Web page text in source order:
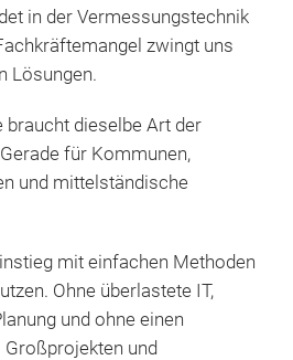
in der Vermessungstechnik
zwingt uns
Lösungen.
braucht dieselbe Art der
für Kommunen,
und mittelständische
mit einfachen Methoden
Ohne überlastete IT,
und ohne einen
und